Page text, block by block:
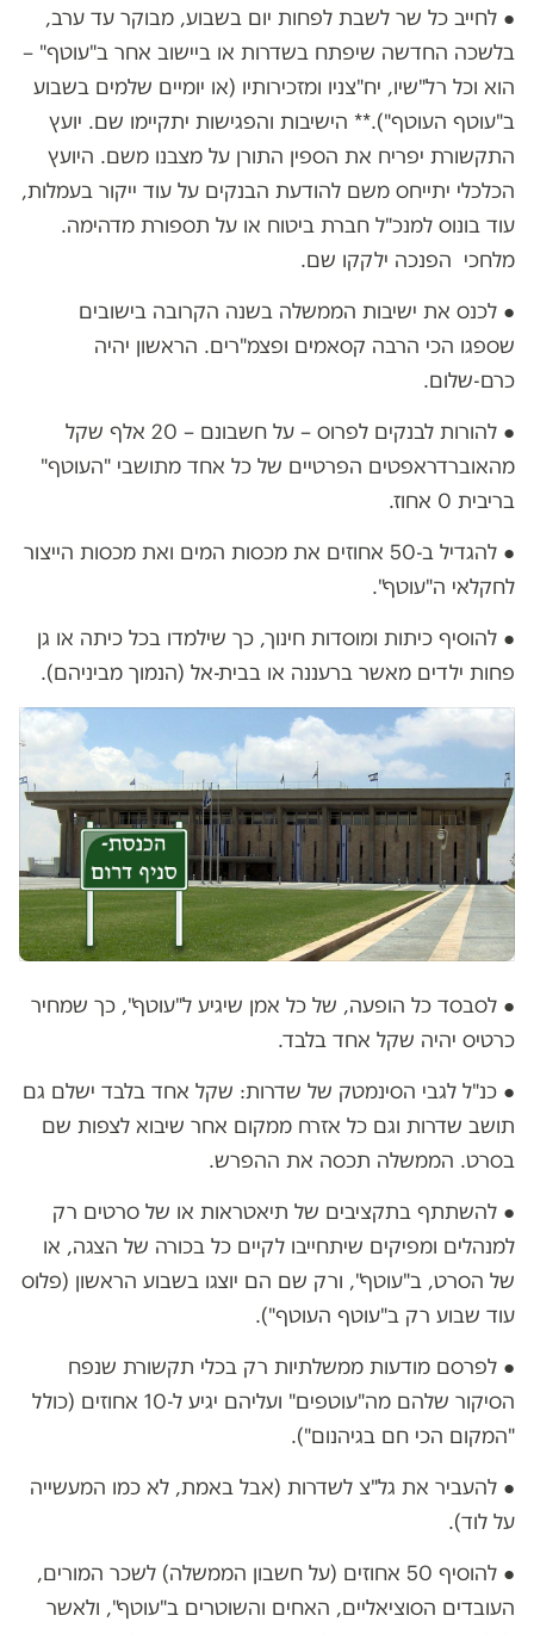
● לחייב כל שר לשבת לפחות יום בשבוע, מבוקר עד ערב,
בלשכה החדשה שיפתח בשדרות או ביישוב אחר ב"עוטף" –
הוא וכל רל"שיו, יח"צניו ומזכירותיו (או יומיים שלמים בשבוע
ב"עוטף העוטף").** הישיבות והפגישות יתקיימו שם. יועץ
התקשורת יפריח את הספין התורן על מצבנו משם. היועץ
הכלכלי יתייחס משם להודעת הבנקים על עוד ייקור בעמלות,
עוד בונוס למנכ"ל חברת ביטוח או על תספורת מדהימה.
מלחכי הפנכה ילקקו שם.
● לכנס את ישיבות הממשלה בשנה הקרובה בישובים
שספגו הכי הרבה קסאמים ופצמ"רים. הראשון יהיה
כרם-שלום.
● להורות לבנקים לפרוס – על חשבונם – 20 אלף שקל
מהאוברדראפטים הפרטיים של כל אחד מתושבי "העוטף"
בריבית 0 אחוז.
● להגדיל ב-50 אחוזים את מכסות המים ואת מכסות הייצור
לחקלאי ה"עוטף".
● להוסיף כיתות ומוסדות חינוך, כך שילמדו בכל כיתה או גן
פחות ילדים מאשר ברעננה או בבית-אל (הנמוך מביניהם).
● לסבסד כל הופעה, של כל אמן שיגיע ל"עוטף", כך שמחיר
כרטיס יהיה שקל אחד בלבד.
● כנ"ל לגבי הסינמטק של שדרות: שקל אחד בלבד ישלם גם
תושב שדרות וגם כל אזרח ממקום אחר שיבוא לצפות שם
בסרט. הממשלה תכסה את ההפרש.
● להשתתף בתקציבים של תיאטראות או של סרטים רק
למנהלים ומפיקים שיתחייבו לקיים כל בכורה של הצגה, או
של הסרט, ב"עוטף", ורק שם הם יוצגו בשבוע הראשון (פלוס
עוד שבוע רק ב"עוטף העוטף").
● לפרסם מודעות ממשלתיות רק בכלי תקשורת שנפח
הסיקור שלהם מה"עוטפים" ועליהם יגיע ל-10 אחוזים (כולל
"המקום הכי חם בגיהנום").
● להעביר את גל"צ לשדרות (אבל באמת, לא כמו המעשייה
על לוד).
● להוסיף 50 אחוזים (על חשבון הממשלה) לשכר המורים,
העובדים הסוציאליים, האחים והשוטרים ב"עוטף", ולאשר